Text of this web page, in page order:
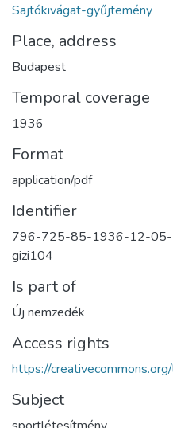
Sajtókivágat-gyűjtemény
Place, address
Budapest
Temporal coverage
1936
Format
application/pdf
Identifier
796-725-85-1936-12-05-
gizi104
Is part of
Új nemzedék
Access rights
https://
Subject